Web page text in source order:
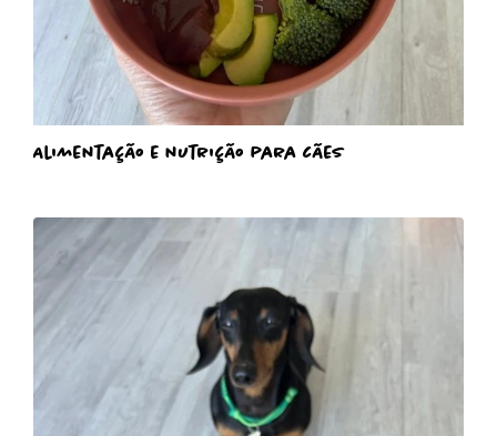
Alimentação e nutrição para cães